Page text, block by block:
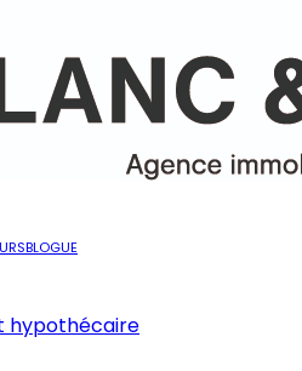
BLOGUE
hypothécaire